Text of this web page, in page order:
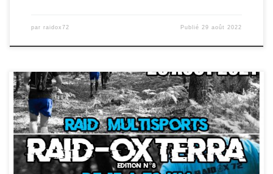
par raidox72 Publié 29 août 2022
Voila, le 8ème Raid-Ox Terra a enfin eu lieu ce samedi 28 août
sous un beau soleil à Sillé le […]